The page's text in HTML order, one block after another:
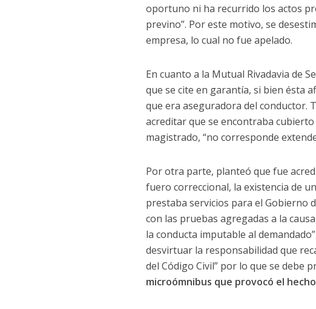
oportuno ni ha recurrido los actos
previno”. Por este motivo, se
empresa, lo cual no fue apelado.
En cuanto a la Mutual Rivadavia de
que se cite en garantía, si bien ésta
que era aseguradora del conductor.
acreditar que se encontraba cubierto
magistrado, “no corresponde
Por otra parte, planteó que fue
fuero correccional, la existencia de
prestaba servicios para el Gobierno
con las pruebas agregadas a la
la conducta imputable al
desvirtuar la responsabilidad que
del Código Civil” por lo que se debe
microómnibus que provocó el